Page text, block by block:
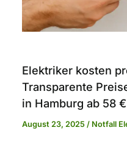
Elektriker kosten
Transparente
in Hamburg ab 58 €
August 23, 2025/ Notfall